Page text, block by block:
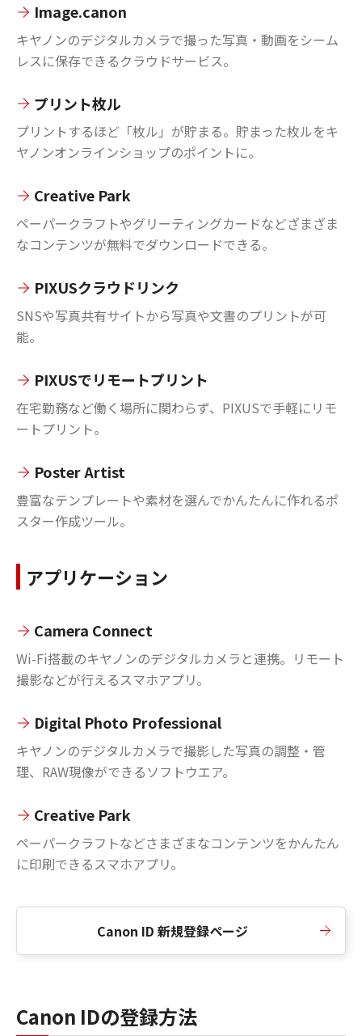
Image.canon
キヤノンのデジタルカメラで撮った写真・動画をシーム
レスに保存できるクラウドサービス。
プリント枚ル
プリントするほど「枚ル」が貯まる。貯まった枚ルをキ
ヤノンオンラインショップのポイントに。
Creative Park
ペーパークラフトやグリーティングカードなどざまざま
なコンテンツが無料でダウンロードできる。
PIXUSクラウドリンク
SNSや写真共有サイトから写真や文書のプリントが可
能。
PIXUSでリモートプリント
在宅勤務など働く場所に関わらず、PIXUSで手軽にリモ
ートプリント。
Poster Artist
豊富なテンプレートや素材を選んでかんたんに作れるポ
スター作成ツール。
アプリケーション
Camera Connect
Wi-Fi搭載のキヤノンのデジタルカメラと連携。リモート
撮影などが行えるスマホアプリ。
Digital Photo Professional
キヤノンのデジタルカメラで撮影した写真の調整・管
理、RAW現像ができるソフトウエア。
Creative Park
ペーパークラフトなどさまざまなコンテンツをかんたん
に印刷できるスマホアプリ。
Canon ID 新規登録ページ
Canon IDの登録方法